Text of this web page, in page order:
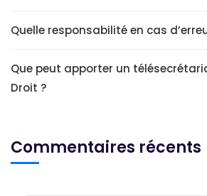
Quelle responsabilité en cas
Que peut apporter un
Droit ?
Commentaires récents